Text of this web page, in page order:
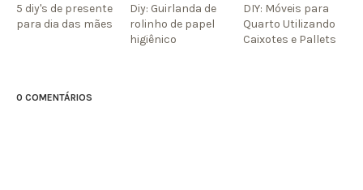
5 diy's de presente
para dia das mães
Diy: Guirlanda de
rolinho de papel
higiênico
DIY: Móveis para
Quarto Utilizando
Caixotes e Pallets
0 COMENTÁRIOS